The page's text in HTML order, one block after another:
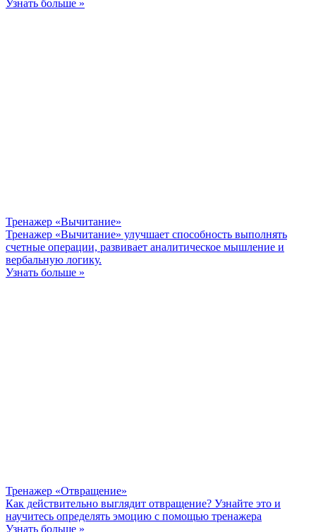
Узнать больше »
Тренажер «Вычитание»
Тренажер «Вычитание» улучшает способность выполнять
счетные операции, развивает аналитическое мышление и
вербальную логику.
Узнать больше »
Тренажер «Отвращение»
Как действительно выглядит отвращение? Узнайте это и
научитесь определять эмоцию с помощью тренажера
Узнать больше »